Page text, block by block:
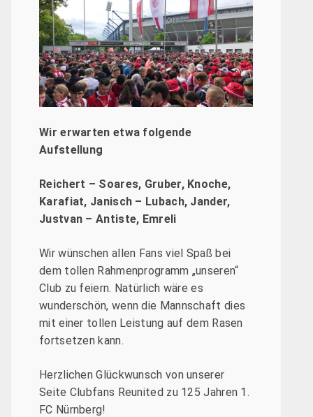
Wir erwarten etwa folgende
Aufstellung
Reichert – Soares, Gruber, Knoche,
Karafiat, Janisch – Lubach, Jander,
Justvan – Antiste, Emreli
Wir wünschen allen Fans viel Spaß bei
dem tollen Rahmenprogramm „unseren“
Club zu feiern. Natürlich wäre es
wunderschön, wenn die Mannschaft dies
mit einer tollen Leistung auf dem Rasen
fortsetzen kann.
Herzlichen Glückwunsch von unserer
Seite Clubfans Reunited zu 125 Jahren 1.
FC Nürnberg!